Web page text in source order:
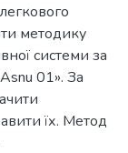
методику
системи за
01». За
їх. Метод